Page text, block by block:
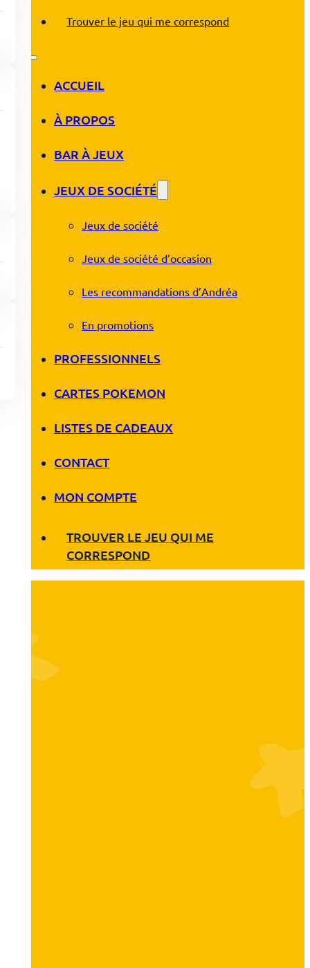
Trouver le jeu qui me correspond
ACCUEIL
À PROPOS
BAR À JEUX
JEUX DE SOCIÉTÉ
Jeux de société
Jeux de société d’occasion
Les recommandations d’Andréa
En promotions
PROFESSIONNELS
CARTES POKEMON
LISTES DE CADEAUX
CONTACT
MON COMPTE
TROUVER LE JEU QUI ME
CORRESPOND